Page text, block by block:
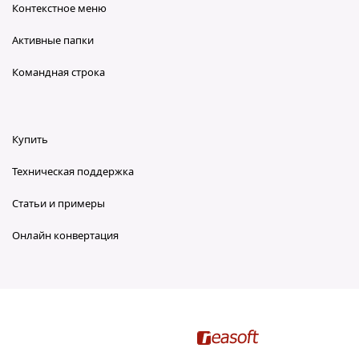
Контекстное меню
Активные папки
Командная строка
Купить
Техническая поддержка
Статьи и примеры
Онлайн конвертация